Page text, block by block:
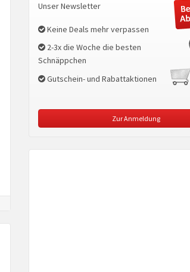
Unser Newsletter
Keine Deals mehr verpassen
2-3x die Woche die besten
Schnäppchen
Gutschein- und Rabattaktionen
Zur Anmeldung